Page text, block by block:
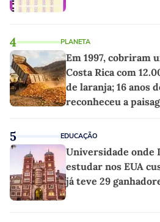
4 PLANETA
Em 1997, cobriram
Costa Rica com
de laranja; 16 anos
reconheceu a
5 EDUCAÇÃO
Universidade onde
estudar nos EUA
já teve 29